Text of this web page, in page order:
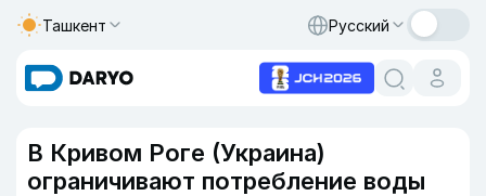
Ташкент Русский
В Кривом Роге (Украина)
ограничивают потребление воды